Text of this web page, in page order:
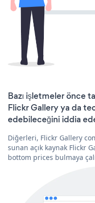
Bazı işletmeler önce
Flickr Gallery ya da
edebileceğini iddia
Diğerleri, Flickr Gallery
sunan açık kaynak Flickr
bottom prices bulmaya